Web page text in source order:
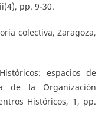
pp. 9-30.
colectiva, Zaragoza,
espacios de
de la Organización
Históricos, 1, pp.